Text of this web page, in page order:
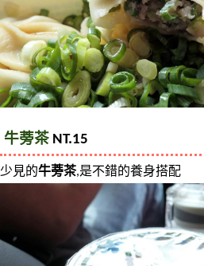
牛蒡茶 NT.15
少見的牛蒡茶,是不錯的養身搭配